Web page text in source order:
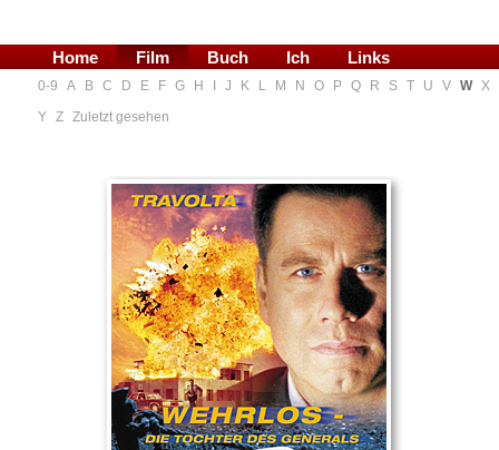
Home Film Buch Ich Links
0-9 A B C D E F G H J K L M N O P Q R S T U V W X
Y Z Zuletzt gesehen